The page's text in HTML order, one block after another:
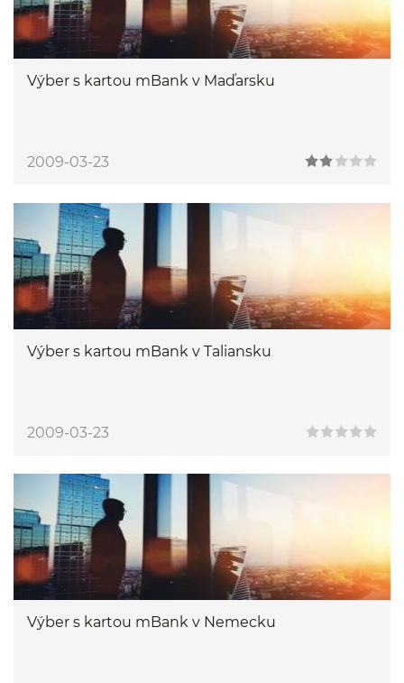
Výber s kartou mBank v Maďarsku
2009-03-23
Výber s kartou mBank v Taliansku
2009-03-23
Výber s kartou mBank v Nemecku